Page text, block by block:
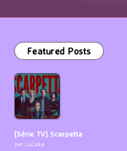
Featured Posts
[Série TV] Scarpetta
par LuCioLe